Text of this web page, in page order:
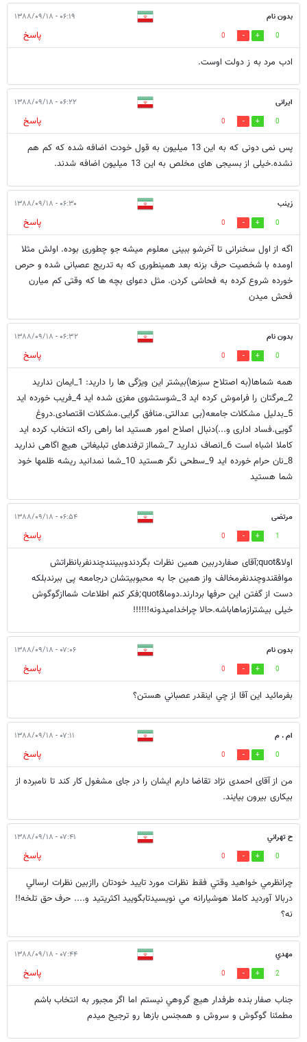
بدون نام ۰۶:۱۹ - ۱۳۸۸/۰۹/۱۸
0
0
پاسخ
ادب مرد به ز دولت اوست.
ایرانی ۰۶:۲۲ - ۱۳۸۸/۰۹/۱۸
0
0
پاسخ
پس نمی دونی که به این 13 میلیون به قول خودت اضافه شده که کم هم
نشده.خیلی از بسیجی های مخلص به این 13 میلیون اضافه شدند.
زینب ۰۶:۳۰ - ۱۳۸۸/۰۹/۱۸
0
0
پاسخ
اگه از اول سخنرانی تا آخرشو ببينی معلوم میشه جو چطوری بوده. اولش مثلا
اومده با شخصيت حرف بزنه بعد همينطوری که به تدريج عصبانی شده و حرص
خورده شروع کرده به فحاشی کردن. مثل دعوای بچه ها که وقتی کم میارن
فحش میدن
بدون نام ۰۶:۳۲ - ۱۳۸۸/۰۹/۱۸
0
0
پاسخ
همه شماها(به اصتلاح سبزها)بیشتر این ویژگی ها را دارید: 1_ایمان ندارید
2_مرگتان را فراموش کرده اید 3_شوستشوی مغزی شده اید 4_فریب خورده اید
5_بدلیل مشکلات جامعه(بی عدالتی.منافق گرایی.مشکلات اقتصادی.دروغ
گویی.فساد اداری و...)دنبال اصلاح امور هستید اما راهی راکه انتخاب کرده اید
کاملا اشباه است 6_انصاف ندارید 7_شمااز ترفندهای تبلیغاتی هیچ اگاهی ندارید
8_نان حرام خورده اید 9_سطحی نگر هستید 10_شما نمدانید ریشه ظلمها خود
شما هستید
مرتضی ۰۶:۵۴ - ۱۳۸۸/۰۹/۱۸
1
0
پاسخ
اولا&quot;آقای صفاردربین همین نظرات بگردندوببینندچندنفربانظراتش
موافقندوچندنفرمخالف واز همین جا به محبوبیتشان درجامعه پی ببرندبلکه
دست از گفتن این حرفها بردارند.دوما&quot;فکر کنم اطلاعات شماازگوگوش
خیلی بیشترازماهاباشه.حالا چراخدامیدونه!!!!!!
بدون نام ۰۷:۰۶ - ۱۳۸۸/۰۹/۱۸
0
0
پاسخ
بفرمائيد اين آقا از چي اينقدر عصباني هستن؟
ام . م ۰۷:۱۱ - ۱۳۸۸/۰۹/۱۸
0
0
پاسخ
من از آقای احمدی نژاد تقاضا دارم ایشان را در جای مشغول کار کند تا نامبرده از
بیکاری بیرون بیایند.
ح تهراني ۰۷:۴۱ - ۱۳۸۸/۰۹/۱۸
0
0
پاسخ
چرانظرمي خواهيد وقتي فقط نظرات مورد تاييد خودتان راازبين نظرات ارسالي
دربالا آورديد كاملا هوشيارانه مي نويسيدتابگوييد اكثريتيد و.... حرف حق تلخه!!
نه؟
مهدي ۰۷:۴۴ - ۱۳۸۸/۰۹/۱۸
2
0
پاسخ
جناب صفار بنده طرفدار هيچ گروهي نيستم اما اگر مجبور به انتخاب باشم
مطمئنا گوگوش و سروش و همجنس بازها رو ترجيح ميدم